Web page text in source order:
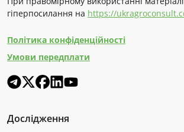
гіперпосилання на https://
Політика конфіденційності
Умови передплати
Дослідження